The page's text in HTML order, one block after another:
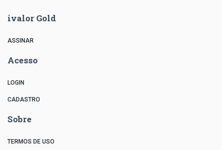
ivalor Gold
ASSINAR
Acesso
LOGIN
CADASTRO
Sobre
TERMOS DE USO